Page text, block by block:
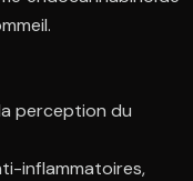
perception du
inflammatoires,